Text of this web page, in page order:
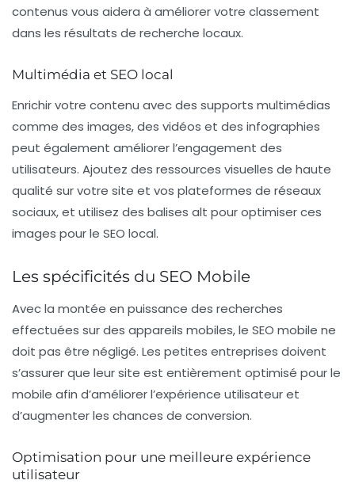
contenus vous aidera à améliorer votre classement
dans les résultats de recherche locaux.
Multimédia et SEO local
Enrichir votre contenu avec des supports multimédias
comme des images, des vidéos et des infographies
peut également améliorer l’engagement des
utilisateurs. Ajoutez des ressources visuelles de haute
qualité sur votre site et vos plateformes de réseaux
sociaux, et utilisez des balises alt pour optimiser ces
images pour le SEO local.
Les spécificités du SEO Mobile
Avec la montée en puissance des recherches
effectuées sur des appareils mobiles, le SEO mobile ne
doit pas être négligé. Les petites entreprises doivent
s’assurer que leur site est entièrement optimisé pour le
mobile afin d’améliorer l’expérience utilisateur et
d’augmenter les chances de conversion.
Optimisation pour une meilleure expérience
utilisateur